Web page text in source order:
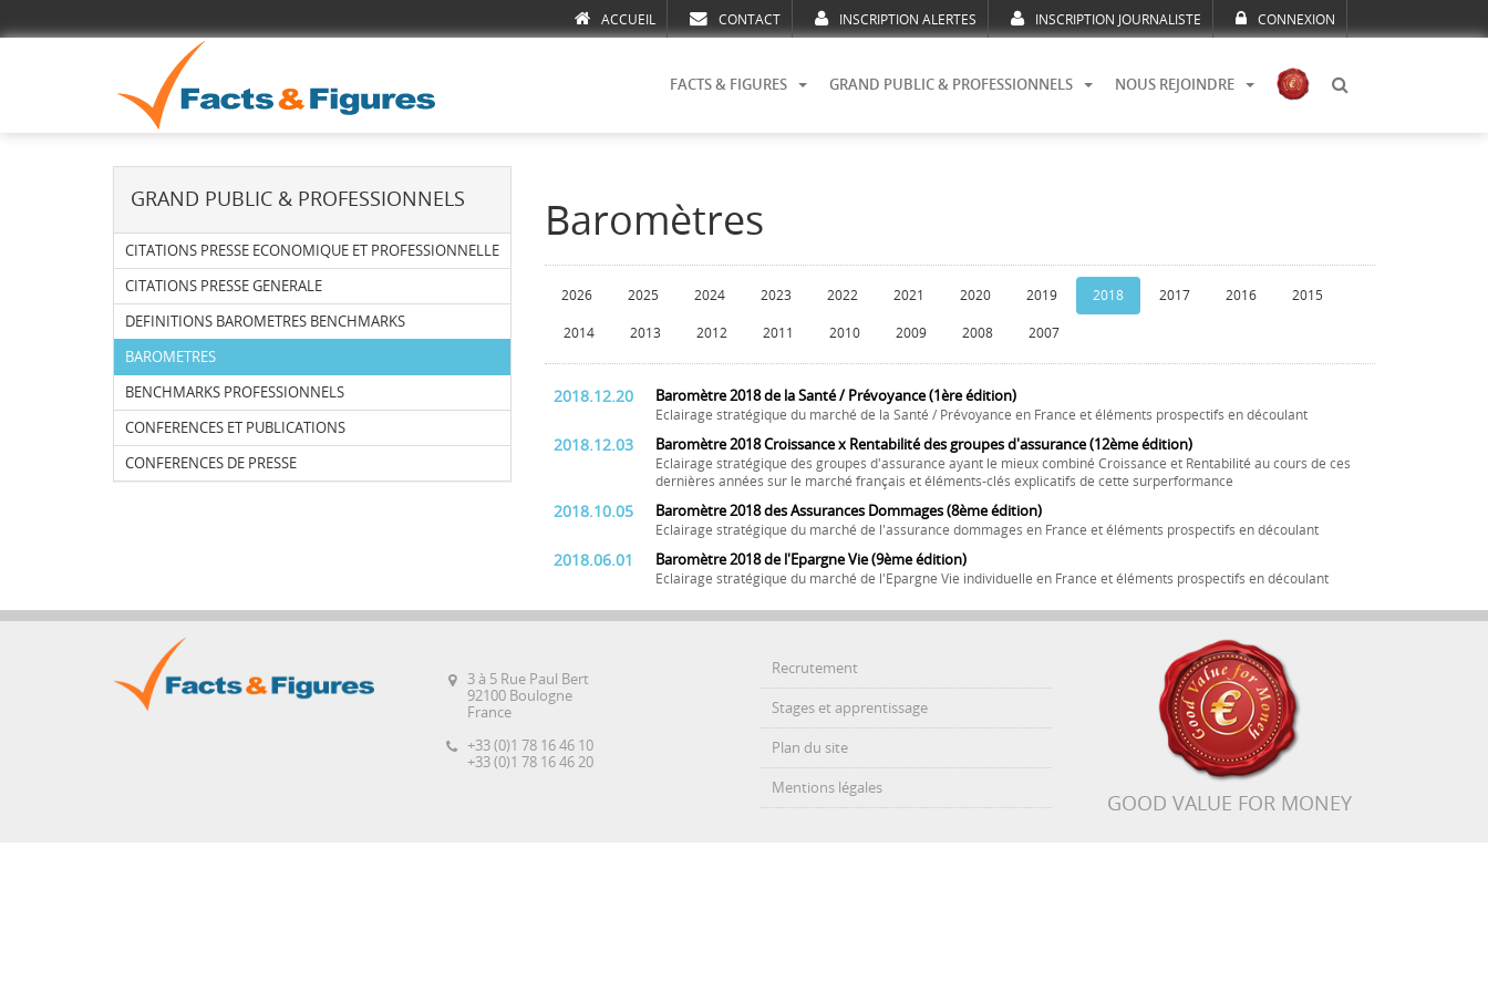
ACCUEIL CONTACT INSCRIPTION ALERTES INSCRIPTION JOURNALISTE CONNEXION
FACTS & FIGURES GRAND PUBLIC & PROFESSIONNELS NOUS REJOINDRE
GRAND PUBLIC & PROFESSIONNELS
CITATIONS PRESSE ECONOMIQUE ET PROFESSIONNELLE
CITATIONS PRESSE GENERALE
DEFINITIONS BAROMETRES BENCHMARKS
BAROMETRES
BENCHMARKS PROFESSIONNELS
CONFERENCES ET PUBLICATIONS
CONFERENCES DE PRESSE
Baromètres
2026 2025 2024 2023 2022 2021 2020 2019 2018 2017 2016 2015
2014 2013 2012 2011 2010 2009 2008 2007
2018.12.20 Baromètre 2018 de la Santé / Prévoyance (1ère édition)
Eclairage stratégique du marché de la Santé / Prévoyance en France et éléments prospectifs en découlant
2018.12.03 Baromètre 2018 Croissance x Rentabilité des groupes d'assurance (12ème édition)
Eclairage stratégique des groupes d'assurance ayant le mieux combiné Croissance et Rentabilité au cours de ces
dernières années sur le marché français et éléments-clés explicatifs de cette surperformance
2018.10.05 Baromètre 2018 des Assurances Dommages (8ème édition)
Eclairage stratégique du marché de l'assurance dommages en France et éléments prospectifs en découlant
2018.06.01 Baromètre 2018 de l'Epargne Vie (9ème édition)
Eclairage stratégique du marché de l'Epargne Vie individuelle en France et éléments prospectifs en découlant
3 à 5 Rue Paul Bert
92100 Boulogne
France
+33 (0)1 78 16 46 10
+33 (0)1 78 16 46 20
Recrutement
Stages et apprentissage
Plan du site
Mentions légales
GOOD VALUE FOR MONEY